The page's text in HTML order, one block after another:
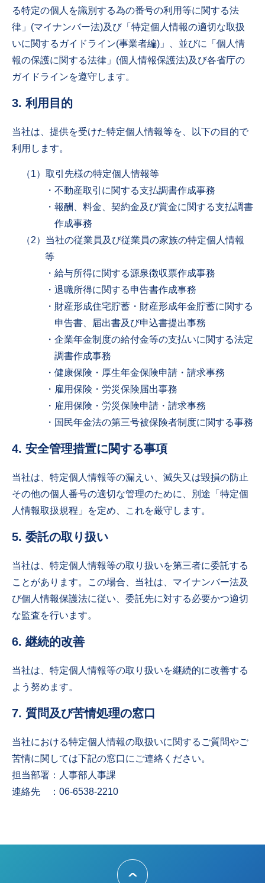
る特定の個人を識別する為の番号の利用等に関する法
律」(マイナンバー法)及び「特定個人情報の適切な取扱
いに関するガイドライン(事業者編)」、並びに「個人情
報の保護に関する法律」(個人情報保護法)及び各省庁の
ガイドラインを遵守します。
3. 利用目的
当社は、提供を受けた特定個人情報等を、以下の目的で
利用します。
（1）取引先様の特定個人情報等
・不動産取引に関する支払調書作成事務
・報酬、料金、契約金及び賞金に関する支払調書
作成事務
（2）当社の従業員及び従業員の家族の特定個人情報
等
・給与所得に関する源泉徴収票作成事務
・退職所得に関する申告書作成事務
・財産形成住宅貯蓄・財産形成年金貯蓄に関する
申告書、届出書及び申込書提出事務
・企業年金制度の給付金等の支払いに関する法定
調書作成事務
・健康保険・厚生年金保険申請・請求事務
・雇用保険・労災保険届出事務
・雇用保険・労災保険申請・請求事務
・国民年金法の第三号被保険者制度に関する事務
4. 安全管理措置に関する事項
当社は、特定個人情報等の漏えい、滅失又は毀損の防止
その他の個人番号の適切な管理のために、別途「特定個
人情報取扱規程」を定め、これを厳守します。
5. 委託の取り扱い
当社は、特定個人情報等の取り扱いを第三者に委託する
ことがあります。この場合、当社は、マイナンバー法及
び個人情報保護法に従い、委託先に対する必要かつ適切
な監査を行います。
6. 継続的改善
当社は、特定個人情報等の取り扱いを継続的に改善する
よう努めます。
7. 質問及び苦情処理の窓口
当社における特定個人情報の取扱いに関するご質問やご
苦情に関しては下記の窓口にご連絡ください。
担当部署：人事部人事課
連絡先 ：06-6538-2210